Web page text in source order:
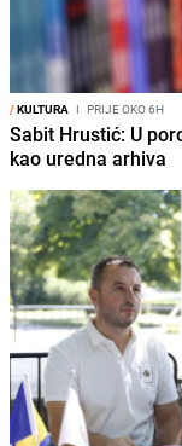
/KULTURA I PRIJE OKO 6H
Sabit Hrustić: U
kao uredna arhiva